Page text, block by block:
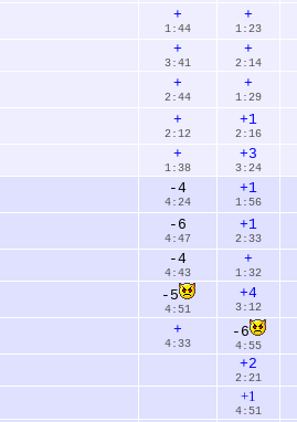
+
1:44
+
1:23
+
3:41
+
2:14
+
2:44
+
1:29
+
2:12
+1
2:16
+
1:38
+3
3:24
-4
4:24
+1
1:56
-6
4:47
+1
2:33
-4
4:43
+
1:32
-5
4:51
+4
3:12
+
4:33
-6
4:55
+2
2:21
+1
4:51